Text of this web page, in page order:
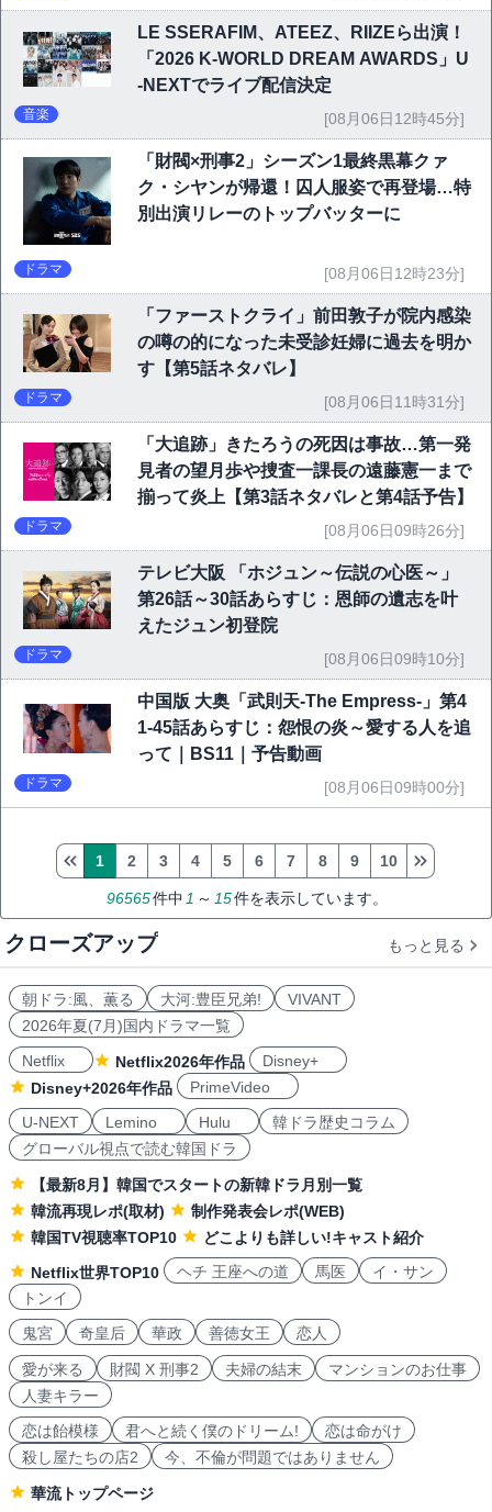
LE SSERAFIM、ATEEZ、RIIZEら出演！
「2026 K-WORLD DREAM AWARDS」U
-NEXTでライブ配信決定
音楽 [08月06日12時45分]
「財閥×刑事2」シーズン1最終黒幕クァ
ク・シヤンが帰還！囚人服姿で再登場…特
別出演リレーのトップバッターに
ドラマ [08月06日12時23分]
「ファーストクライ」前田敦子が院内感染
の噂の的になった未受診妊婦に過去を明か
す【第5話ネタバレ】
ドラマ [08月06日11時31分]
「大追跡」きたろうの死因は事故…第一発
見者の望月歩や捜査一課長の遠藤憲一まで
揃って炎上【第3話ネタバレと第4話予告】
ドラマ [08月06日09時26分]
テレビ大阪 「ホジュン～伝説の心医～」
第26話～30話あらすじ：恩師の遺志を叶
えたジュン初登院
ドラマ [08月06日09時10分]
中国版 大奥「武則天-The Empress-」第4
1-45話あらすじ：怨恨の炎～愛する人を追
って｜BS11｜予告動画
ドラマ [08月06日09時00分]
96565件中 1 ～ 15件を表示しています。
1 2 3 4 5 6 7 8 9 10
クローズアップ もっと見る
朝ドラ:風、薫る 大河:豊臣兄弟!
VIVANT
2026年夏(7月)国内ドラマ一覧
Netflix
Netflix2026年作品
Disney+
Disney+2026年作品
PrimeVideo
U-NEXT
Lemino Hulu
韓ドラ歴史コラム
グローバル視点で読む韓国ドラ
【最新8月】韓国でスタートの新韓ドラ月別一覧
韓流再現レポ(取材)
制作発表会レポ(WEB)
韓国TV視聴率TOP10
どこよりも詳しい!キャスト紹介
Netflix世界TOP10
ヘチ 王座への道 馬医
イ・サン
トンイ
鬼宮
奇皇后 華政 善徳女王 恋人
愛が来る 財閥 X 刑事2 夫婦の結末
マンションのお仕事
人妻キラー
恋は飴模様
君へと続く僕のドリーム!
恋は命がけ
殺し屋たちの店2
今、不倫が問題ではありません
華流トップページ